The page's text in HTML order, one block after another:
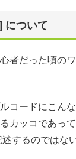
について
者だった頃の
コードにこん
カッコであっ
するのではな